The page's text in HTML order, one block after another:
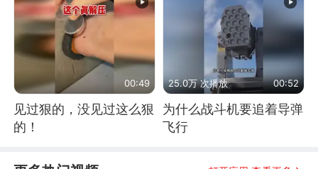
00:49
见过狠的，没见过这么狠
的！
25.0万 次播放 00:52
为什么战斗机要追着导弹
飞行